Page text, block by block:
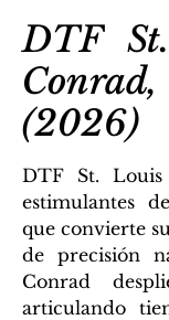
DTF
(2026)
DTF St.
estimulantes
que convierte
de precisión
Conrad
articulando